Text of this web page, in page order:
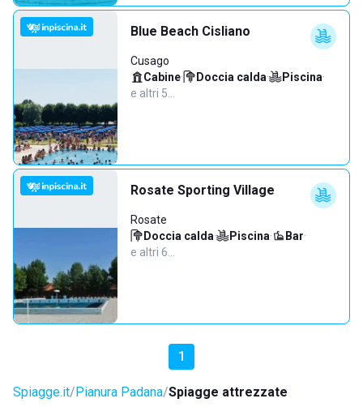
Blue Beach Cisliano
Cusago
Cabine· Doccia calda· Piscina·
e altri 5…
Rosate Sporting Village
Rosate
Doccia calda· Piscina· Bar·
e altri 6…
1
Spiagge.it Pianura Padana Spiagge attrezzate